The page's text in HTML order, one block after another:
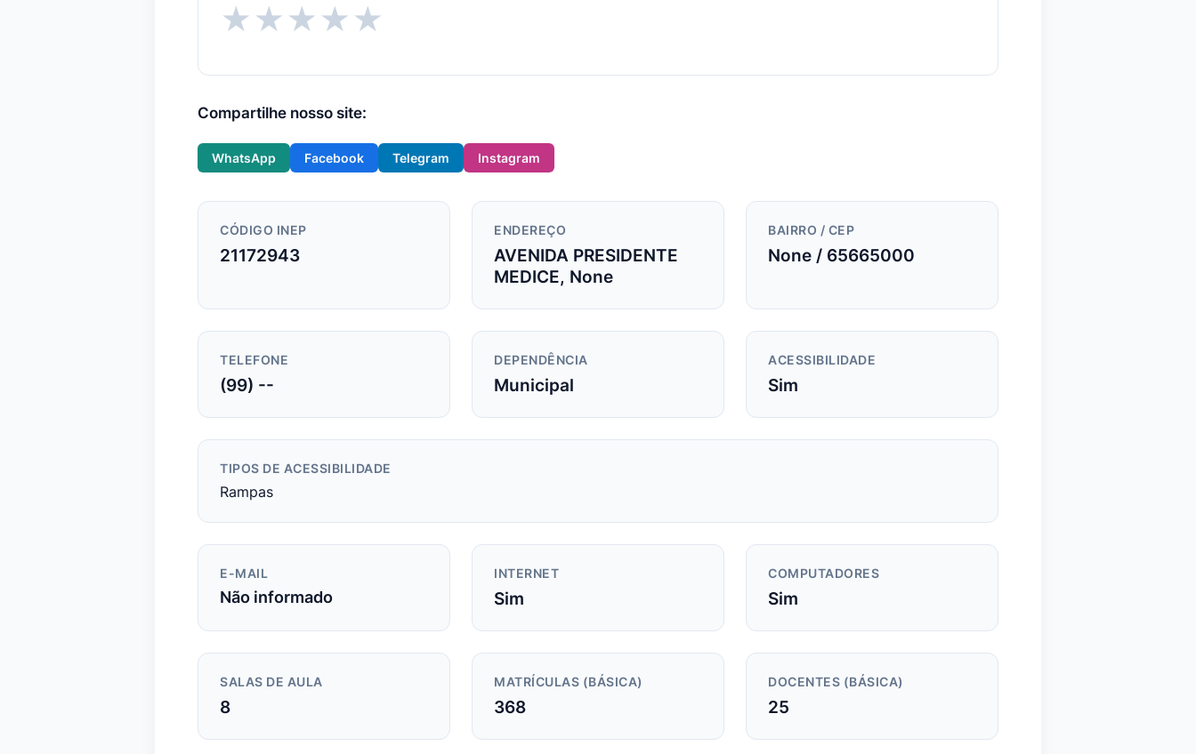
★★★★★
Compartilhe nosso site:
WhatsApp Facebook Telegram Instagram
CÓDIGO INEP
21172943
ENDEREÇO
AVENIDA PRESIDENTE
MEDICE, None
BAIRRO / CEP
None / 65665000
TELEFONE
(99) --
DEPENDÊNCIA
Municipal
ACESSIBILIDADE
Sim
TIPOS DE ACESSIBILIDADE
Rampas
E-MAIL
Não informado
INTERNET
Sim
COMPUTADORES
Sim
SALAS DE AULA
8
MATRÍCULAS (BÁSICA)
368
DOCENTES (BÁSICA)
25